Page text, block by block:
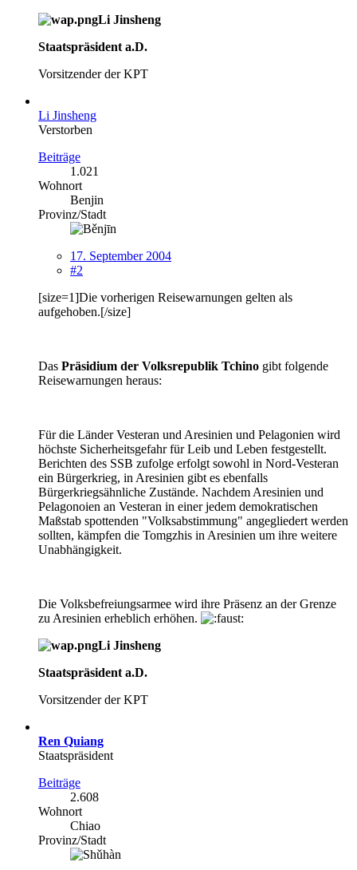
Li Jinsheng
Staatspräsident a.D.
Vorsitzender der KPT
Li Jinsheng
Verstorben
Beiträge
1.021
Wohnort
Benjin
Provinz/Stadt
17. September 2004
#2
[size=1]Die vorherigen Reisewarnungen gelten als
aufgehoben.[/size]
Das Präsidium der Volksrepublik Tchino gibt folgende
Reisewarnungen heraus:
Für die Länder Vesteran und Aresinien und Pelagonien wird
höchste Sicherheitsgefahr für Leib und Leben festgestellt.
Berichten des SSB zufolge erfolgt sowohl in Nord-Vesteran
ein Bürgerkrieg, in Aresinien gibt es ebenfalls
Bürgerkriegsähnliche Zustände. Nachdem Aresinien und
Pelagonoien an Vesteran in einer jedem demokratischen
Maßstab spottenden "Volksabstimmung" angegliedert werden
sollten, kämpfen die Tomgzhis in Aresinien um ihre weitere
Unabhängigkeit.
Die Volksbefreiungsarmee wird ihre Präsenz an der Grenze
zu Aresinien erheblich erhöhen.
Li Jinsheng
Staatspräsident a.D.
Vorsitzender der KPT
Ren Quiang
Staatspräsident
Beiträge
2.608
Wohnort
Chiao
Provinz/Stadt